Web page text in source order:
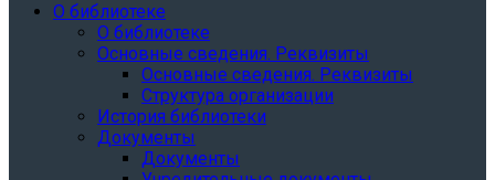
О библиотеке
О библиотеке
Основные сведения. Реквизиты
Основные сведения. Реквизиты
Структура организации
История библиотеки
Документы
Документы